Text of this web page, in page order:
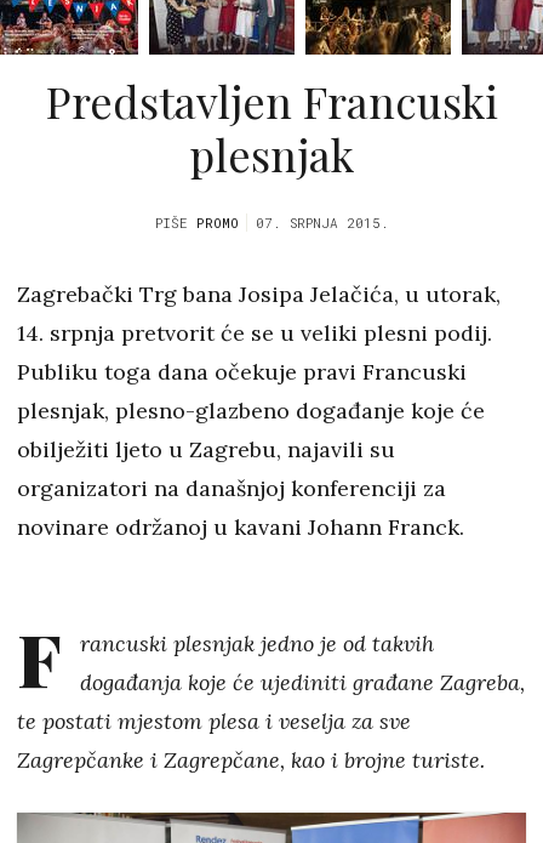
Predstavljen Francuski
plesnjak
PIŠE PROMO 07. SRPNJA 2015.
Zagrebački Trg bana Josipa Jelačića, u utorak,
14. srpnja pretvorit će se u veliki plesni podij.
Publiku toga dana očekuje pravi Francuski
plesnjak, plesno-glazbeno događanje koje će
obilježiti ljeto u Zagrebu, najavili su
organizatori na današnjoj konferenciji za
novinare održanoj u kavani Johann Franck.
F
rancuski plesnjak jedno je od takvih
događanja koje će ujediniti građane Zagreba,
te postati mjestom plesa i veselja za sve
Zagrepčanke i Zagrepčane, kao i brojne turiste.